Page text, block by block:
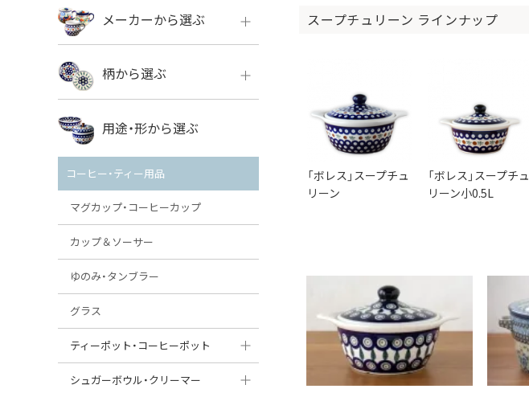
スープチュリーン ラインナップ
「ボレス」スープチュ
リーン
「ボレス」スープチュ
リーン小0.5L
メーカーから選ぶ
ボレス
VENA
ミレナ
柄から選ぶ
ボレス
用途・形から選ぶ
コーヒー・ティー用品
マグカップ・コーヒーカップ
カップ＆ソーサー
ゆのみ・タンブラー
グラス
ティーポット・コーヒーポット
ティーポット
シュガーボウル・クリーマー